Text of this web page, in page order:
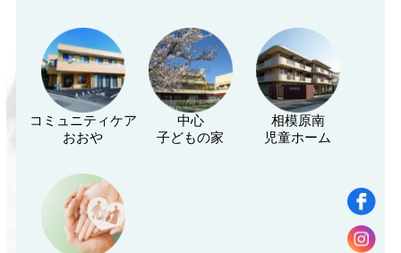
コミュニティケア
おおや
中心
子どもの家
相模原南
児童ホーム